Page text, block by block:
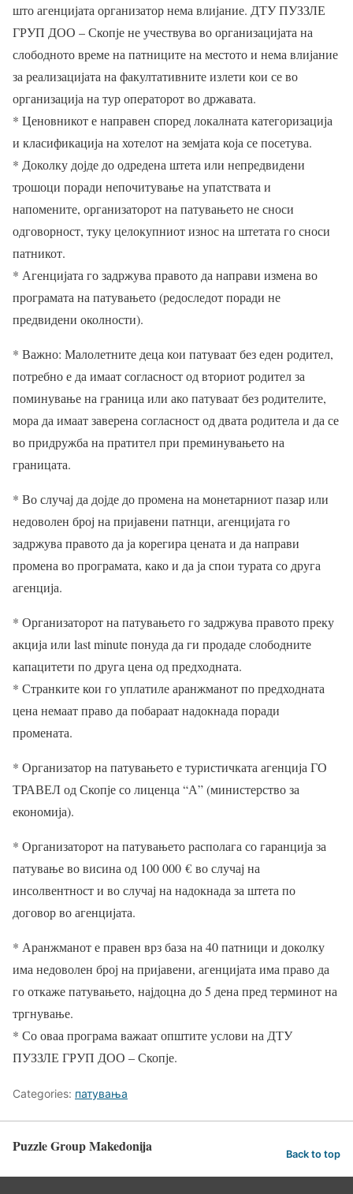
што агенцијата организатор нема влијание. ДТУ ПУЗЗЛЕ
ГРУП ДОО – Скопје не учествува во организацијата на
слободното време на патниците на местото и нема влијание
за реализацијата на факултативните излети кои се во
организација на тур операторот во државата.
* Ценовникот е направен според локалната категоризација
и класификација на хотелот на земјата која се посетува.
* Доколку дојде до одредена штета или непредвидени
трошоци поради непочитување на упатствата и
напомените, организаторот на патувањето не сноси
одговорност, туку целокупниот износ на штетата го сноси
патникот.
* Агенцијата го задржува правото да направи измена во
програмата на патувањето (редоследот поради не
предвидени околности).
* Важно: Малолетните деца кои патуваат без еден родител,
потребно е да имаат согласност од вториот родител за
поминување на граница или ако патуваат без родителите,
мора да имаат заверена согласност од двата родитела и да се
во придружба на пратител при преминувањето на
границата.
* Во случај да дојде до промена на монетарниот пазар или
недоволен број на пријавени патнци, агенцијата го
задржува правото да ја корегира цената и да направи
промена во програмата, како и да ја спои турата со друга
агенција.
* Организаторот на патувањето го задржува правото преку
акција или last minute понуда да ги продаде слободните
капацитети по друга цена од предходната.
* Странките кои го уплатиле аранжманот по предходната
цена немаат право да побараат надокнада поради
промената.
* Организатор на патувањето е туристичката агенција ГО
ТРАВЕЛ од Скопје со лиценца “А” (министерство за
економија).
* Организаторот на патувањето располага со гаранција за
патување во висина од 100 000 € во случај на
инсолвентност и во случај на надокнада за штета по
договор во агенцијата.
* Аранжманот е правен врз база на 40 патници и доколку
има недоволен број на пријавени, агенцијата има право да
го откаже патувањето, најдоцна до 5 дена пред терминот на
тргнување.
* Со оваа програма важаат општите услови на ДТУ
ПУЗЗЛЕ ГРУП ДОО – Скопје.
Categories: патувања
Puzzle Group Makedonija Back to top